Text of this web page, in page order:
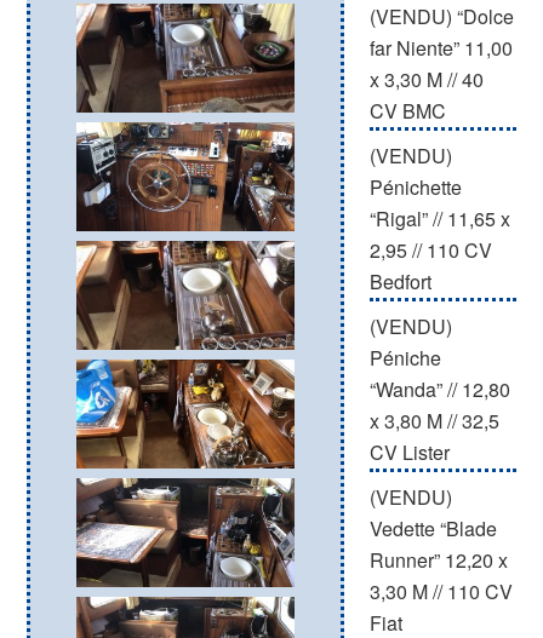
(VENDU) “Dolce
far Niente” 11,00
x 3,30 M // 40
CV BMC
(VENDU)
Pénichette
“Rigal” // 11,65 x
2,95 // 110 CV
Bedfort
(VENDU)
Péniche
“Wanda” // 12,80
x 3,80 M // 32,5
CV Lister
(VENDU)
Vedette “Blade
Runner” 12,20 x
3,30 M // 110 CV
Fiat